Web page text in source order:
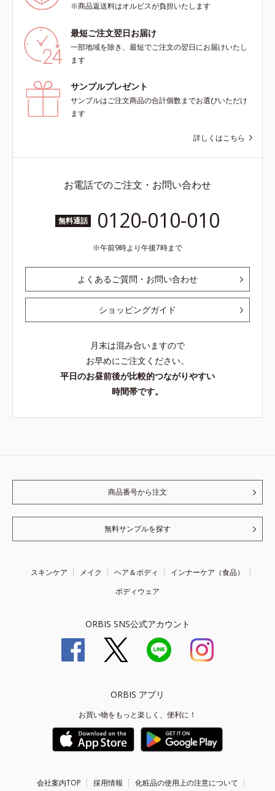
※商品返送料はオルビスが負担いたします
最短ご注文翌日お届け
一部地域を除き、最短でご注文の翌日にお届けいたし
ます
サンプルプレゼント
サンプルはご注文商品の合計個数までお選びいただけ
ます
詳しくはこちら
お電話でのご注文・お問い合わせ
無料通話 0120-010-010
午前9時より午後7時まで
よくあるご質問・お問い合わせ
ショッピングガイド
月末は混み合いますので
お早めにご注文ください。
平日のお昼前後が比較的つながりやすい
時間帯です。
商品番号から注文
無料サンプルを探す
スキンケア メイク ヘア＆ボディ
インナーケア（食品）
ボディウェア
ORBIS SNS公式アカウント
ORBIS アプリ
お買い物をもっと楽しく、便利に！
会社案内TOP 採用情報 化粧品の使用上の注意について